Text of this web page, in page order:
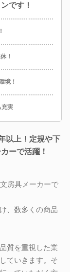
です！
！
境！
実
以上！定規や下
ーで活躍！
房具メーカーで
、数多くの商品
質を重視した業
ていきます。そ